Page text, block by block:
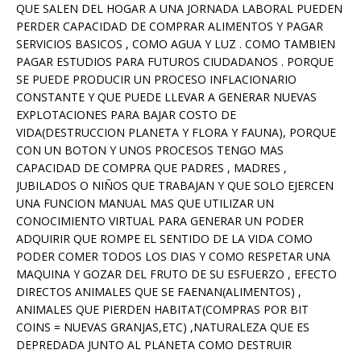
QUE SALEN DEL HOGAR A UNA JORNADA LABORAL PUEDEN
PERDER CAPACIDAD DE COMPRAR ALIMENTOS Y PAGAR
SERVICIOS BASICOS , COMO AGUA Y LUZ . COMO TAMBIEN
PAGAR ESTUDIOS PARA FUTUROS CIUDADANOS . PORQUE
SE PUEDE PRODUCIR UN PROCESO INFLACIONARIO
CONSTANTE Y QUE PUEDE LLEVAR A GENERAR NUEVAS
EXPLOTACIONES PARA BAJAR COSTO DE
VIDA(DESTRUCCION PLANETA Y FLORA Y FAUNA), PORQUE
CON UN BOTON Y UNOS PROCESOS TENGO MAS
CAPACIDAD DE COMPRA QUE PADRES , MADRES ,
JUBILADOS O NIÑOS QUE TRABAJAN Y QUE SOLO EJERCEN
UNA FUNCION MANUAL MAS QUE UTILIZAR UN
CONOCIMIENTO VIRTUAL PARA GENERAR UN PODER
ADQUIRIR QUE ROMPE EL SENTIDO DE LA VIDA COMO
PODER COMER TODOS LOS DIAS Y COMO RESPETAR UNA
MAQUINA Y GOZAR DEL FRUTO DE SU ESFUERZO , EFECTO
DIRECTOS ANIMALES QUE SE FAENAN(ALIMENTOS) ,
ANIMALES QUE PIERDEN HABITAT(COMPRAS POR BIT
COINS = NUEVAS GRANJAS,ETC) ,NATURALEZA QUE ES
DEPREDADA JUNTO AL PLANETA COMO DESTRUIR